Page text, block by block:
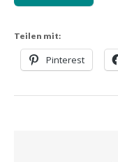
Teilen mit:
Pinterest